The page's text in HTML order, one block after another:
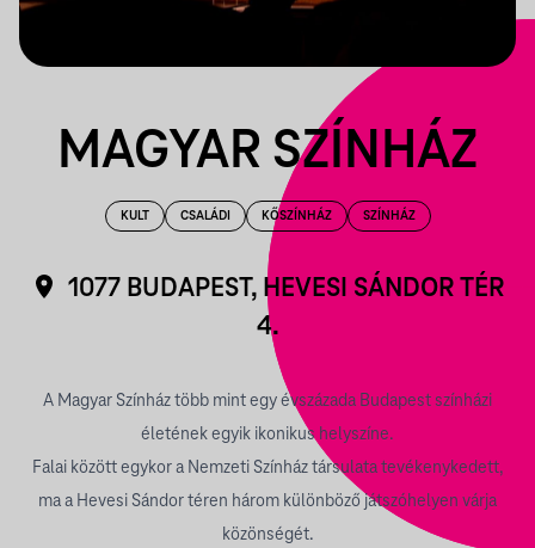
MAGYAR SZÍNHÁZ
KULT CSALÁDI KŐSZÍNHÁZ SZÍNHÁZ
1077 BUDAPEST, HEVESI SÁNDOR TÉR
4.
A Magyar Színház több mint egy évszázada Budapest színházi
életének egyik ikonikus helyszíne.
Falai között egykor a Nemzeti Színház társulata tevékenykedett,
ma a Hevesi Sándor téren három különböző játszóhelyen várja
közönségét.